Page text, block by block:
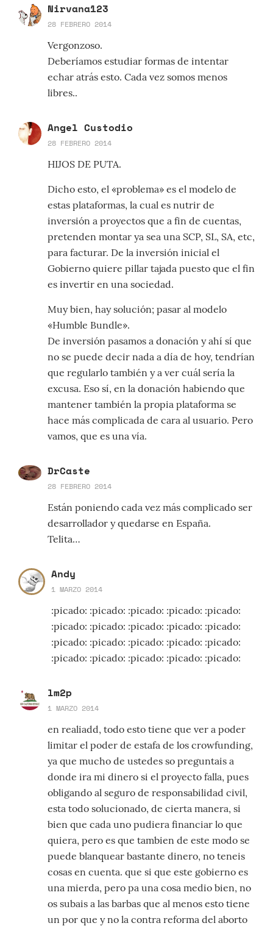
Nirvana123
28 FEBRERO 2014
Vergonzoso.
Deberíamos estudiar formas de intentar
echar atrás esto. Cada vez somos menos
libres..
Angel Custodio
28 FEBRERO 2014
HIJOS DE PUTA.
Dicho esto, el «problema» es el modelo de
estas plataformas, la cual es nutrir de
inversión a proyectos que a fin de cuentas,
pretenden montar ya sea una SCP, SL, SA, etc,
para facturar. De la inversión inicial el
Gobierno quiere pillar tajada puesto que el fin
es invertir en una sociedad.
Muy bien, hay solución; pasar al modelo
«Humble Bundle».
De inversión pasamos a donación y ahí sí que
no se puede decir nada a día de hoy, tendrían
que regularlo también y a ver cuál sería la
excusa. Eso sí, en la donación habiendo que
mantener también la propia plataforma se
hace más complicada de cara al usuario. Pero
vamos, que es una vía.
DrCaste
28 FEBRERO 2014
Están poniendo cada vez más complicado ser
desarrollador y quedarse en España.
Telita…
Andy
1 MARZO 2014
:picado: :picado: :picado: :picado: :picado:
:picado: :picado: :picado: :picado: :picado:
:picado: :picado: :picado: :picado: :picado:
:picado: :picado: :picado: :picado: :picado:
lm2p
1 MARZO 2014
en realiadd, todo esto tiene que ver a poder
limitar el poder de estafa de los crowfunding,
ya que mucho de ustedes so preguntais a
donde ira mi dinero si el proyecto falla, pues
obligando al seguro de responsabilidad civil,
esta todo solucionado, de cierta manera, si
bien que cada uno pudiera financiar lo que
quiera, pero es que tambien de este modo se
puede blanquear bastante dinero, no teneis
cosas en cuenta. que si que este gobierno es
una mierda, pero pa una cosa medio bien, no
os subais a las barbas que al menos esto tiene
un por que y no la contra reforma del aborto